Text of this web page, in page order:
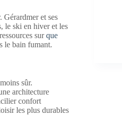
Gérardmer et ses
le ski en hiver et les
surque
le bain fumant.
sûr.
architecture
confort
les plus durables